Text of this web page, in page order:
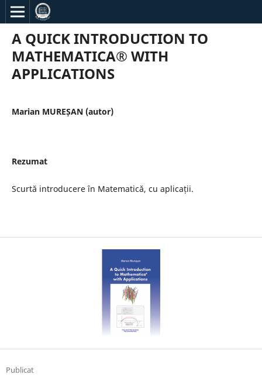
A QUICK INTRODUCTION TO
MATHEMATICA® WITH
APPLICATIONS
Marian MUREȘAN (autor)
Rezumat
Scurtă introducere în Matematică, cu aplicații.
Publicat